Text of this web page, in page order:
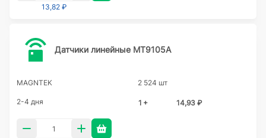
13,82 ₽
Датчики линейные MT9105A
MAGNTEK 2 524 шт
2-4 дня 1 + 14,93 ₽